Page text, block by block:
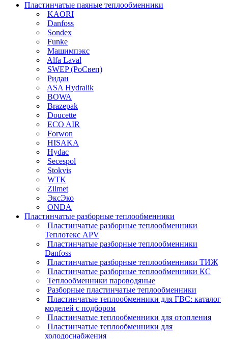
Пластинчатые паяные теплообменники
KAORI
Danfoss
Sondex
Funke
Машимпэкс
Alfa Laval
SWEP (РоСвеп)
Ридан
ASA Hydralik
BOWA
Brazepak
Doucette
ECO AIR
Forwon
HISAKA
Hydac
Secespol
Stokvis
WTK
Zilmet
ЭксЭко
ONDA
Пластинчатые разборные теплообменники
Пластинчатые разборные теплообменники
Теплотекс APV
Пластинчатые разборные теплообменники
Danfoss
Пластинчатые разборные теплообменники ТИЖ
Пластинчатые разборные теплообменники КC
Теплообменники пароводяные
Разборные пластинчатые теплообменники
Пластинчатые теплообменники для ГВС: каталог
моделей с подбором
Пластинчатые теплообменники для отопления
Пластинчатые теплообменники для
холодоснабжения